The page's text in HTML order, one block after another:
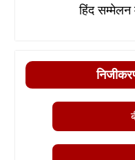
हिंद